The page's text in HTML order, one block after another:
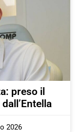
preso il
2026